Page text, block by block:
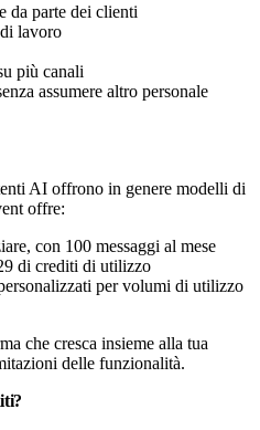
da parte dei clienti
lavoro
più canali
assumere altro personale
AI offrono in genere modelli di
offre:
con 100 messaggi al mese
di crediti di utilizzo
per volumi di utilizzo
che cresca insieme alla tua
delle funzionalità.